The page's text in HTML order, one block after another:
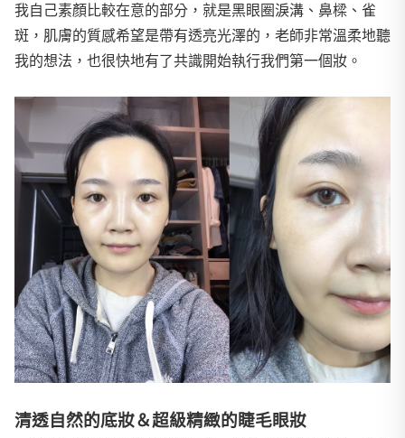
我自己素顏比較在意的部分，就是黑眼圈淚溝、鼻樑、雀
斑，肌膚的質感希望是帶有透亮光澤的，老師非常溫柔地聽
我的想法，也很快地有了共識開始執行我們第一個妝。
清透自然的底妝＆超級精緻的睫毛眼妝